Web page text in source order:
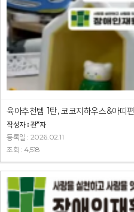
육아추천템 1탄, 코코지하우스&아띠편
작성자 : 관*자
등록일 : 2026.02.11
조회 : 4,518